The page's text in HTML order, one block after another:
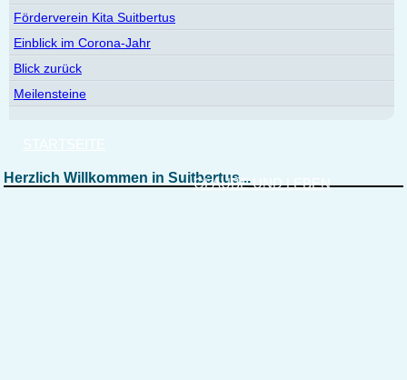
GLAUBE UND LEBEN
Förderverein Kita Suitbertus
Einblick im Corona-Jahr
Blick zurück
Meilensteine
Herzlich Willkommen in Suitbertus...